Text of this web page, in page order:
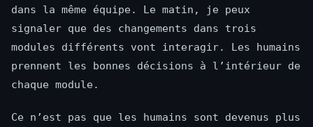
dans la même équipe. Le matin, je peux
signaler que des changements dans trois
modules différents vont interagir. Les humains
prennent les bonnes décisions à l’intérieur de
chaque module.
Ce n’est pas que les humains sont devenus plus